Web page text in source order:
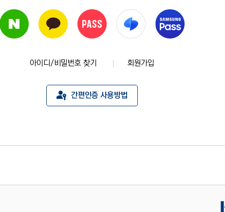
아이디/비밀번호 찾기 회원가입
간편인증 사용방법